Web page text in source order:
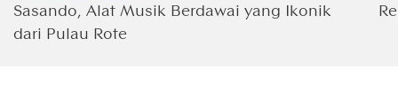
Sasando, Alat Musik Berdawai yang Ikonik
dari Pulau Rote